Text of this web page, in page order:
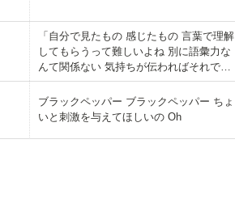
「自分で見たもの 感じたもの 言葉で理解
してもらうって難しいよね 別に語彙力な
んて関係ない 気持ちが伝わればそれでい
いんだよ
ブラックペッパー ブラックペッパー ちょ
いと刺激を与えてほしいの Oh